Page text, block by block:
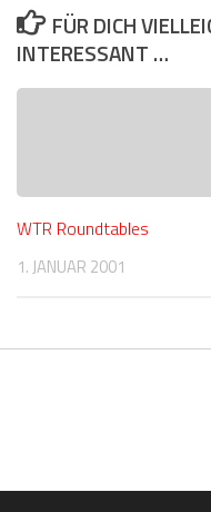
FÜR DICH
INTERESSANT …
WTR Roundtables
1. JANUAR 2001